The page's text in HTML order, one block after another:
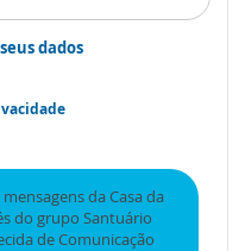
dados
da Casa da
do grupo Santuário
de Comunicação